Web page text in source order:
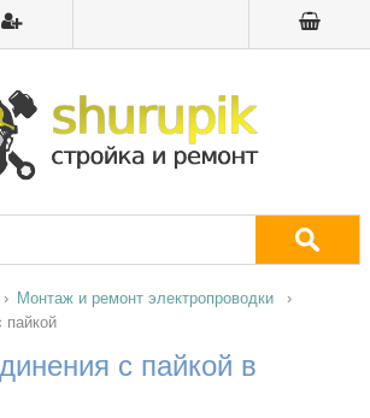
Монтаж и ремонт электропроводки
пайкой
с пайкой в